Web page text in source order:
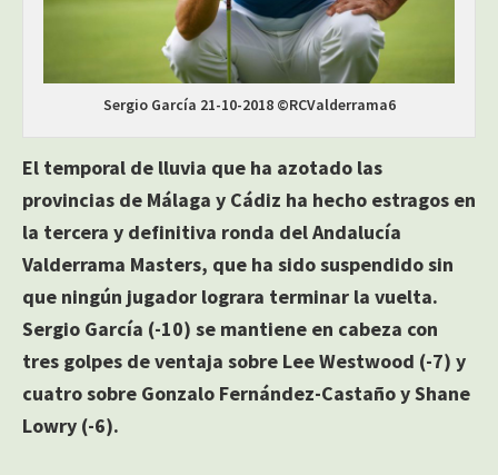
Sergio García 21-10-2018 ©RCValderrama6
El temporal de lluvia que ha azotado las
provincias de Málaga y Cádiz ha hecho estragos en
la tercera y definitiva ronda del Andalucía
Valderrama Masters, que ha sido suspendido sin
que ningún jugador lograra terminar la vuelta.
Sergio García (-10) se mantiene en cabeza con
tres golpes de ventaja sobre Lee Westwood (-7) y
cuatro sobre Gonzalo Fernández-Castaño y Shane
Lowry (-6).